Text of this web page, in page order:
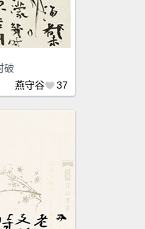
破
燕守谷
37